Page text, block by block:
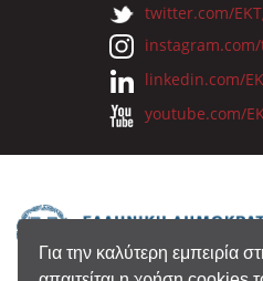
Για την καλύτερη εμπειρία
twitter.com/
instagram.com/
linkedin.com/
youtube.com/